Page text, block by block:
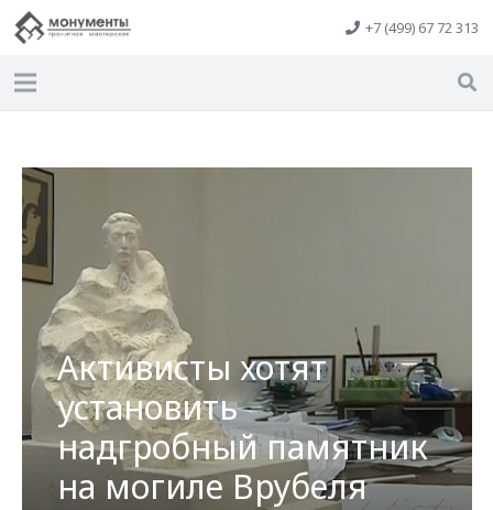
+7 (499) 67 72 313
Активисты хотят
установить
надгробный памятник
на могиле Врубеля